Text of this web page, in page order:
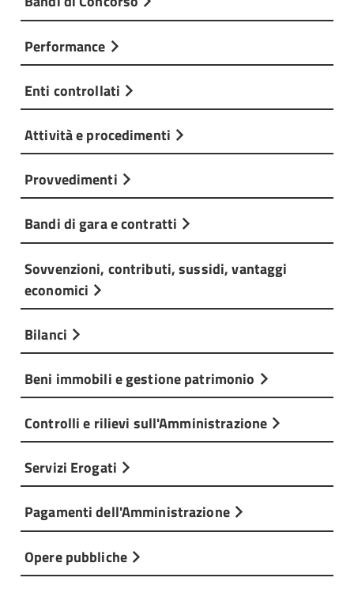
Performance
Enti controllati
Attività e procedimenti
Provvedimenti
Bandi di gara e contratti
Sovvenzioni, contributi, sussidi, vantaggi
economici
Bilanci
Beni immobili e gestione patrimonio
Controlli e rilievi sull'Amministrazione
Servizi Erogati
Pagamenti dell'Amministrazione
Opere pubbliche